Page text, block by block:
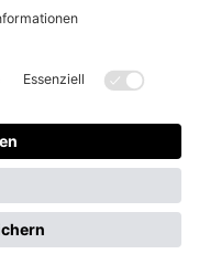
(nutzbar) sind
und Investitionen
verbunden
und für die
übernimmt der
Garantien
Conplore bewusst auch ein Frauen-